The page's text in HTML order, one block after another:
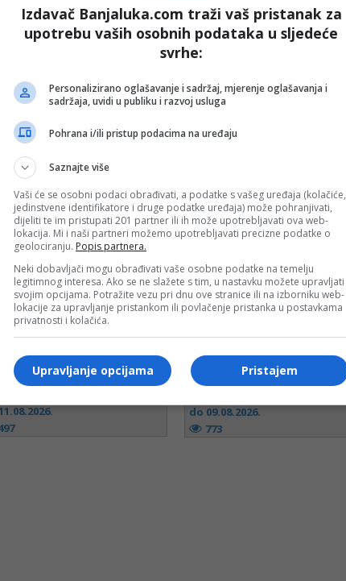
do 09.08.2026.
773
Izdavač Banjaluka.com traži vaš pristanak za
upotrebu vaših osobnih podataka u sljedeće
svrhe:
Personalizirano oglašavanje i sadržaj, mjerenje oglašavanja i
sadržaja, uvidi u publiku i razvoj usluga
Pohrana i/ili pristup podacima na uređaju
Saznajte više
Vaši će se osobni podaci obrađivati, a podatke s vašeg uređaja (kolačiće,
jedinstvene identifikatore i druge podatke uređaja) može pohranjivati,
dijeliti te im pristupati 201 partner ili ih može upotrebljavati ova web-
lokacija. Mi i naši partneri možemo upotrebljavati precizne podatke o
geolociranju. Popis partnera.
Neki dobavljači mogu obrađivati vaše osobne podatke na temelju
legitimnog interesa. Ako se ne slažete s tim, u nastavku možete upravljati
svojim opcijama. Potražite vezu pri dnu ove stranice ili na izborniku web-
lokacije za upravljanje pristankom ili povlačenje pristanka u postavkama
privatnosti i kolačića.
Pristajem
Upravljanje opcijama